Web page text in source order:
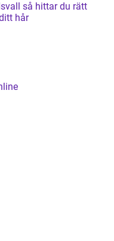
du rätt
hår